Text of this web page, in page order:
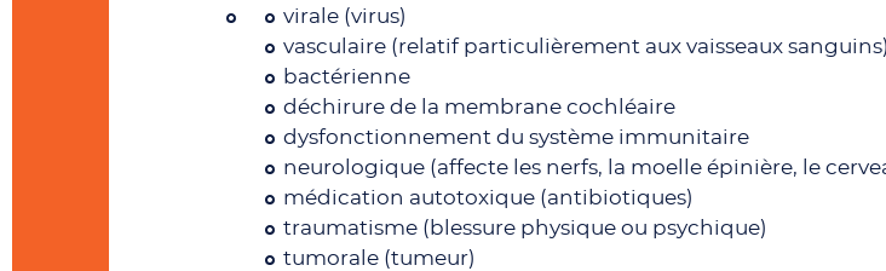
virale (virus)
vasculaire (relatif particulièrement aux vaisseaux sanguins)
bactérienne
déchirure de la membrane cochléaire
dysfonctionnement du système immunitaire
neurologique (affecte les nerfs, la moelle épinière, le
médication autotoxique (antibiotiques)
traumatisme (blessure physique ou psychique)
tumorale (tumeur)